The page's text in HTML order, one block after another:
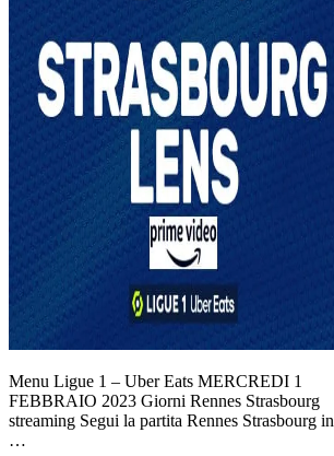
Menu Ligue 1 – Uber Eats MERCREDI 1
FEBBRAIO 2023 Giorni Rennes Strasbourg
streaming Segui la partita Rennes Strasbourg in
…